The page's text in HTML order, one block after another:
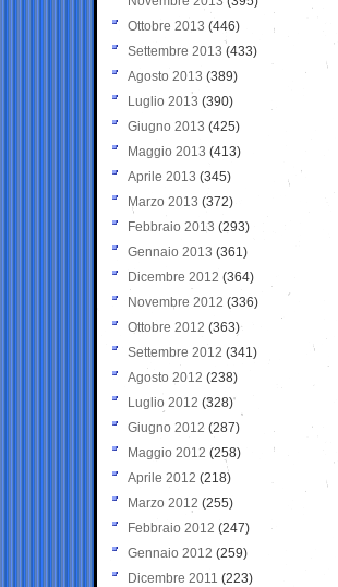
Ottobre 2013 (446)
Settembre 2013 (433)
Agosto 2013 (389)
Luglio 2013 (390)
Giugno 2013 (425)
Maggio 2013 (413)
Aprile 2013 (345)
Marzo 2013 (372)
Febbraio 2013 (293)
Gennaio 2013 (361)
Dicembre 2012 (364)
Novembre 2012 (336)
Ottobre 2012 (363)
Settembre 2012 (341)
Agosto 2012 (238)
Luglio 2012 (328)
Giugno 2012 (287)
Maggio 2012 (258)
Aprile 2012 (218)
Marzo 2012 (255)
Febbraio 2012 (247)
Gennaio 2012 (259)
Dicembre 2011 (223)